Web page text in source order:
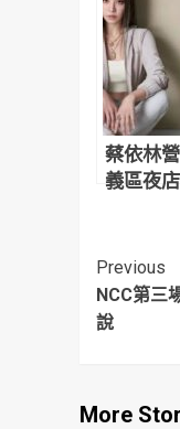
蔡依林
義區夜
掉
Previous
NCC第三
說
More